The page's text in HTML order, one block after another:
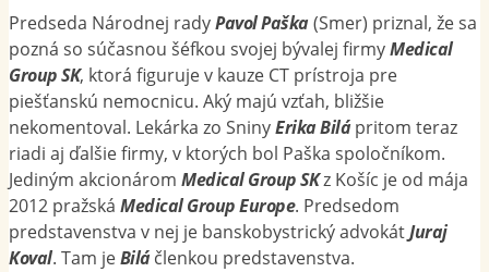
Predseda Národnej radyPavol Paška(Smer) priznal, že sa
pozná so súčasnou šéfkou svojej bývalej firmyMedical
Group SK, ktorá figuruje v kauze CT prístroja pre
piešťanskú nemocnicu. Aký majú vzťah, bližšie
nekomentoval. Lekárka zo SninyErika Bilápritom teraz
riadi aj ďalšie firmy, v ktorých bol Paška spoločníkom.
Jediným akcionárom Medical Group SKz Košíc je od mája
2012 pražská Medical Group Europe. Predsedom
predstavenstva v nej je banskobystrický advokátJuraj
Koval. Tam jeBiláčlenkou predstavenstva.